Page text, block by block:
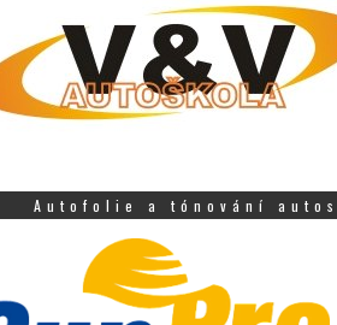
Autofolie a tónování